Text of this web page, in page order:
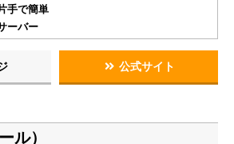
手で簡単
ーバー
公式サイト
ル）